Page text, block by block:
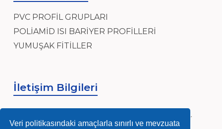
Veri politikasındaki amaçlarla sınırlı ve mevzuata
PVC PROFİL GRUPLARI
POLİAMİD ISI BARİYER PROFİLLERİ
YUMUŞAK FİTİLLER
İletişim Bilgileri
Sanayi, Sanayi Mh, Ensar Cad, Hidayet Sk.
No:4, 34906 Pendik/İstanbul